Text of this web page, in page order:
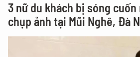
3 nữ du khách bị sóng
chụp ảnh tại Mũi Nghê, Đà